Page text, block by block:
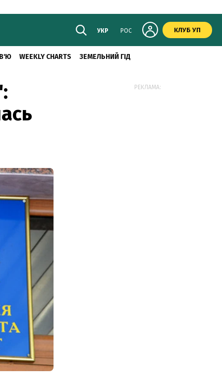
УКР РОС КЛУБ УП
WEEKLY CHARTS ЗЕМЕЛЬНИЙ ГІД
РЕКЛАМА: